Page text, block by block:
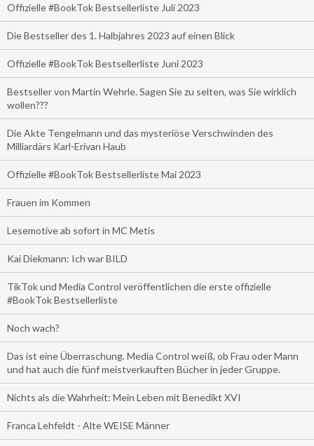
Offizielle #BookTok Bestsellerliste Juli 2023
Die Bestseller des 1. Halbjahres 2023 auf einen Blick
Offizielle #BookTok Bestsellerliste Juni 2023
Bestseller von Martin Wehrle. Sagen Sie zu selten, was Sie wirklich
wollen???
Die Akte Tengelmann und das mysteriöse Verschwinden des
Milliardärs Karl-Erivan Haub
Offizielle #BookTok Bestsellerliste Mai 2023
Frauen im Kommen
Lesemotive ab sofort in MC Metis
Kai Diekmann: Ich war BILD
TikTok und Media Control veröffentlichen die erste offizielle
#BookTok Bestsellerliste
Noch wach?
Das ist eine Überraschung. Media Control weiß, ob Frau oder Mann
und hat auch die fünf meistverkauften Bücher in jeder Gruppe.
Nichts als die Wahrheit: Mein Leben mit Benedikt XVI
Franca Lehfeldt - Alte WEISE Männer